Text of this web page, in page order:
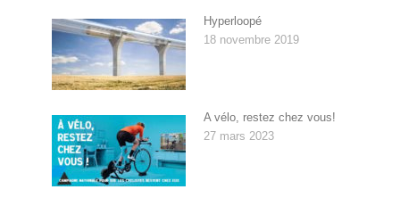
Hyperloopé
18 novembre 2019
A vélo, restez chez vous!
27 mars 2023